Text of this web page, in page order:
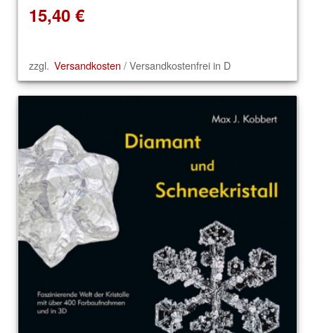
15,40 €
zzgl. Versandkosten / Versandkostenfrei in D